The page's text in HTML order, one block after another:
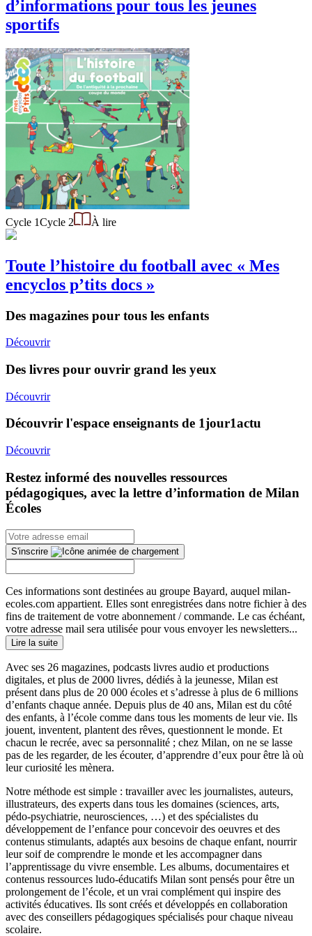
d’informations pour tous les jeunes
sportifs
Cycle 1Cycle 2 À lire
Toute l’histoire du football avec « Mes
encyclos p’tits docs »
Des magazines pour tous les enfants
Découvrir
Des livres pour ouvrir grand les yeux
Découvrir
Découvrir l'espace enseignants de 1jour1actu
Découvrir
Restez informé des nouvelles ressources
pédagogiques, avec la lettre d’information de Milan
Écoles
S'inscrire
Ces informations sont destinées au groupe Bayard, auquel milan-
ecoles.com appartient. Elles sont enregistrées dans notre fichier à des
fins de traitement de votre abonnement / commande. Le cas échéant,
votre adresse mail sera utilisée pour vous envoyer les newsletters...
Lire la suite
Avec ses 26 magazines, podcasts livres audio et productions
digitales, et plus de 2000 livres, dédiés à la jeunesse, Milan est
présent dans plus de 20 000 écoles et s’adresse à plus de 6 millions
d’enfants chaque année. Depuis plus de 40 ans, Milan est du côté
des enfants, à l’école comme dans tous les moments de leur vie. Ils
jouent, inventent, plantent des rêves, questionnent le monde. Et
chacun le recrée, avec sa personnalité ; chez Milan, on ne se lasse
pas de les regarder, de les écouter, d’apprendre d’eux pour être là où
leur curiosité les mènera.
Notre méthode est simple : travailler avec les journalistes, auteurs,
illustrateurs, des experts dans tous les domaines (sciences, arts,
pédo-psychiatrie, neurosciences, …) et des spécialistes du
développement de l’enfance pour concevoir des oeuvres et des
contenus stimulants, adaptés aux besoins de chaque enfant, nourrir
leur soif de comprendre le monde et les accompagner dans
l’apprentissage du vivre ensemble. Les albums, documentaires et
contenus ressources ludo-éducatifs Milan sont pensés pour être un
prolongement de l’école, et un vrai complément qui inspire des
activités éducatives. Ils sont créés et développés en collaboration
avec des conseillers pédagogiques spécialisés pour chaque niveau
scolaire.